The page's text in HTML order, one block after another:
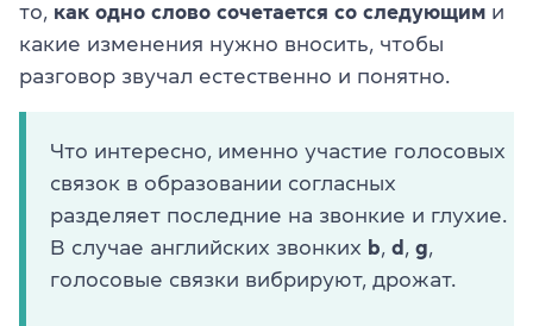
то, как одно слово сочетается со следующим и
какие изменения нужно вносить, чтобы
разговор звучал естественно и понятно.
Что интересно, именно участие голосовых
связок в образовании согласных
разделяет последние на звонкие и глухие.
В случае английских звонких b, d , g,
голосовые связки вибрируют, дрожат.